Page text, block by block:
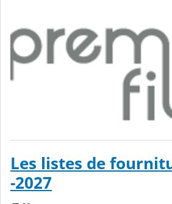
Les listes de
-2027